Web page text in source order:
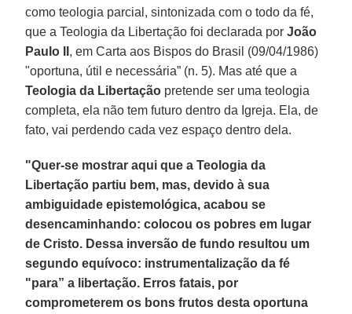
como teologia parcial, sintonizada com o todo da fé,
que a Teologia da Libertação foi declarada porJoão
Paulo II , em Carta aos Bispos do Brasil (09/04/1986)
"oportuna, útil e necessária” (n. 5). Mas até que a
Teologia da Libertação pretende ser uma teologia
completa, ela não tem futuro dentro da Igreja. Ela, de
fato, vai perdendo cada vez espaço dentro dela.
"Quer-se mostrar aqui que a Teologia da
Libertação partiu bem, mas, devido à sua
ambiguidade epistemológica, acabou se
desencaminhando: colocou os pobres em lugar
de Cristo. Dessa inversão de fundo resultou um
segundo equívoco: instrumentalização da fé
"para” a libertação. Erros fatais, por
comprometerem os bons frutos desta oportuna